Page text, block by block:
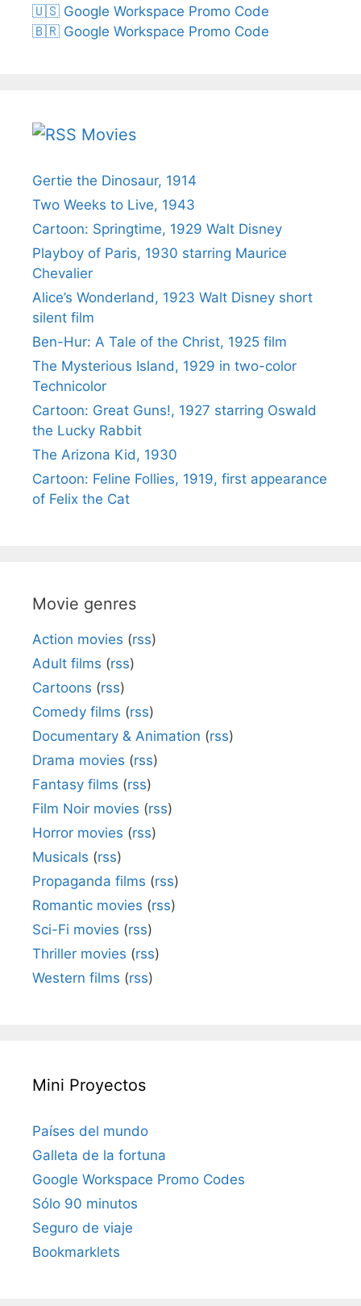
🇺🇸 Google Workspace Promo Code
🇧🇷 Google Workspace Promo Code
Movies
Gertie the Dinosaur, 1914
Two Weeks to Live, 1943
Cartoon: Springtime, 1929 Walt Disney
Playboy of Paris, 1930 starring Maurice
Chevalier
Alice’s Wonderland, 1923 Walt Disney short
silent film
Ben-Hur: A Tale of the Christ, 1925 film
The Mysterious Island, 1929 in two-color
Technicolor
Cartoon: Great Guns!, 1927 starring Oswald
the Lucky Rabbit
The Arizona Kid, 1930
Cartoon: Feline Follies, 1919, first appearance
of Felix the Cat
Movie genres
Action movies (rss)
Adult films (rss)
Cartoons (rss)
Comedy films (rss)
Documentary & Animation (rss)
Drama movies (rss)
Fantasy films (rss)
Film Noir movies (rss)
Horror movies (rss)
Musicals (rss)
Propaganda films (rss)
Romantic movies (rss)
Sci-Fi movies (rss)
Thriller movies (rss)
Western films (rss)
Mini Proyectos
Países del mundo
Galleta de la fortuna
Google Workspace Promo Codes
Sólo 90 minutos
Seguro de viaje
Bookmarklets